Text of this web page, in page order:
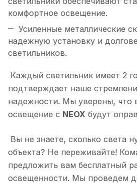
комфортное освещение.
Усиленные металлические
надежную установку и
светильников.
Каждый светильник имеет 2
подтверждает наше
надежности. Мы уверены, что
освещение с NEOX будут
Вы не знаете, сколько света
объекта? Не переживайте!
предложить вам бесплатный
освещенности. Мы проведем